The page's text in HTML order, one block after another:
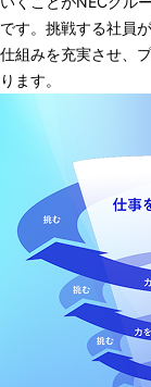
です。挑戦する社員
仕組みを充実させ、
ります。